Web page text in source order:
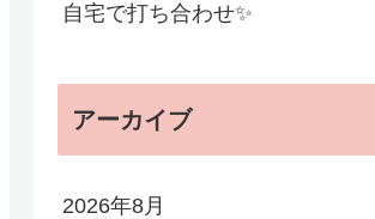
自宅で打ち合わせ✨
アーカイブ
2026年8月